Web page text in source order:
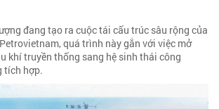
đang tạo ra cuộc tái cấu trúc sâu rộng của
quá trình này gắn với việc mở
khí truyền thống sang hệ sinh thái công
tích hợp.